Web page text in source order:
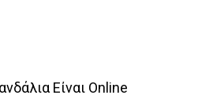
Είναι Online